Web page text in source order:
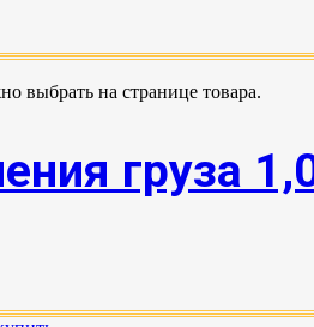
выбрать на странице товара.
груза